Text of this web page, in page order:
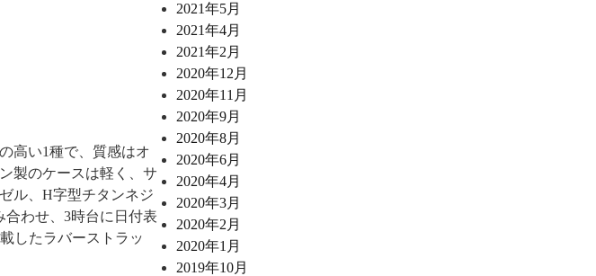
高い1種で、質感はオ
製のケースは軽く、サ
ル、H字型チタンネジ
わせ、3時台に日付表
したラバーストラッ
2021年5月
2021年4月
2021年2月
2020年12月
2020年11月
2020年9月
2020年8月
2020年6月
2020年4月
2020年3月
2020年2月
2020年1月
2019年10月